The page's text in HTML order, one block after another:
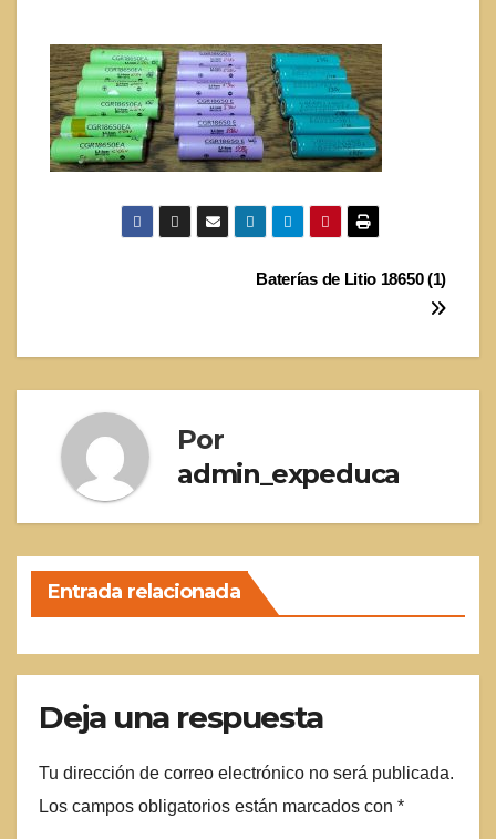
Baterías de Litio 18650 (1)
Por
admin_expeduca
Entrada relacionada
Deja una respuesta
Tu dirección de correo electrónico no será publicada.
Los campos obligatorios están marcados con *